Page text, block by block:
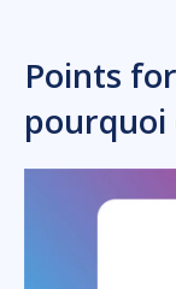
Points
pourquoi